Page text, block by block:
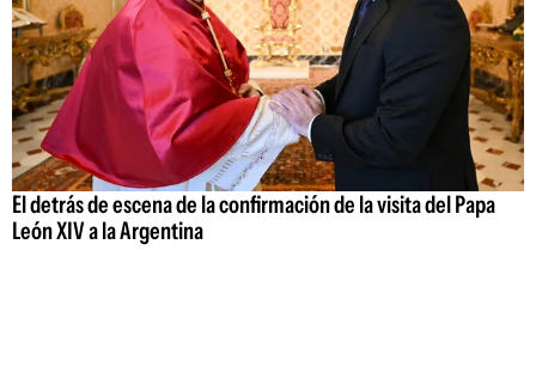
El detrás de escena de la confirmación de la visita del Papa
León XIV a la Argentina